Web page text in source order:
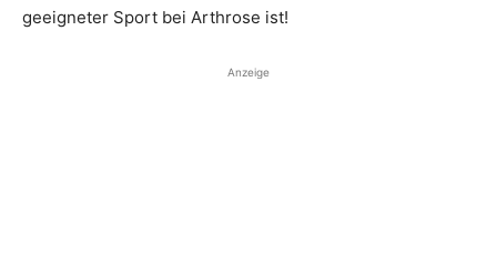
geeigneter Sport bei Arthrose ist!
Anzeige